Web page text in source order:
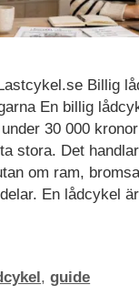
Billig
En billig
30 000
stora. Det
om ram,
En lådcykel
,guide